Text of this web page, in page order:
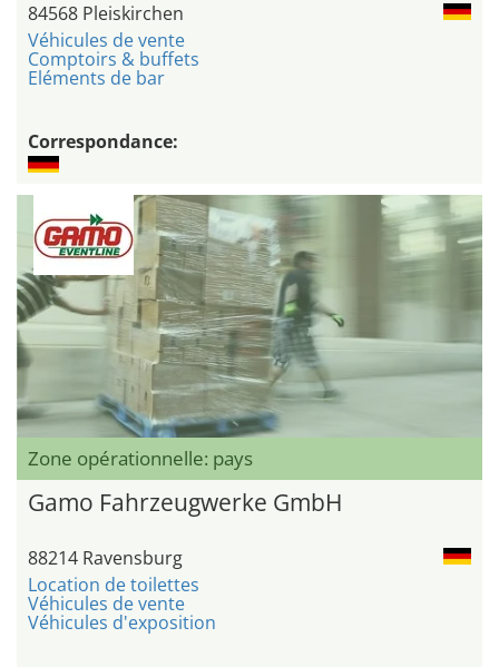
84568 Pleiskirchen
Véhicules de vente
Comptoirs & buffets
Eléments de bar
Correspondance:
Zone opérationnelle: pays
Gamo Fahrzeugwerke GmbH
88214 Ravensburg
Location de toilettes
Véhicules de vente
Véhicules d'exposition